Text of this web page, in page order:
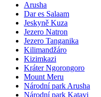
Arusha
Dar es Salaam
Jeskyně Kuza
Jezero Natron
Jezero Tanganika
Kilimandžáro
Kizimkazi
Kráter Ngorongoro
Mount Meru
Národní park Arusha
Národní park Katavi